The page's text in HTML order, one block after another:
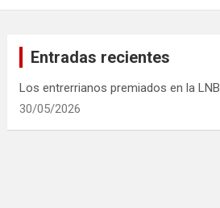
Entradas recientes
Los entrerrianos premiados en la LNB
30/05/2026